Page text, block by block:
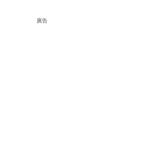
廣告